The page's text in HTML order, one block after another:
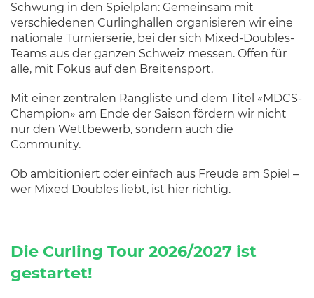
Schwung in den Spielplan: Gemeinsam mit
verschiedenen Curlinghallen organisieren wir eine
nationale Turnierserie, bei der sich Mixed-Doubles-
Teams aus der ganzen Schweiz messen. Offen für
alle, mit Fokus auf den Breitensport.
Mit einer zentralen Rangliste und dem Titel «MDCS-
Champion» am Ende der Saison fördern wir nicht
nur den Wettbewerb, sondern auch die
Community.
Ob ambitioniert oder einfach aus Freude am Spiel –
wer Mixed Doubles liebt, ist hier richtig.
Die Curling Tour 2026/2027 ist
gestartet!